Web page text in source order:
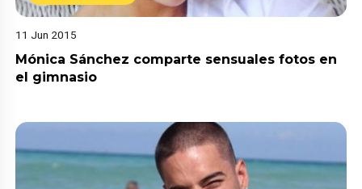
11 Jun 2015
Mónica Sánchez comparte sensuales fotos en
el gimnasio